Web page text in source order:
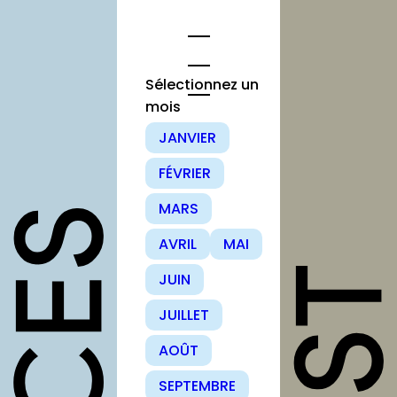
opportunités
Appels à
candidature
Offres
d’emploi et
stage
Formations
Soutiens
Mutualisation
Sélectionnez un
mois
JANVIER
FÉVRIER
MARS
AVRIL
MAI
JUIN
JUILLET
AOÛT
SEPTEMBRE